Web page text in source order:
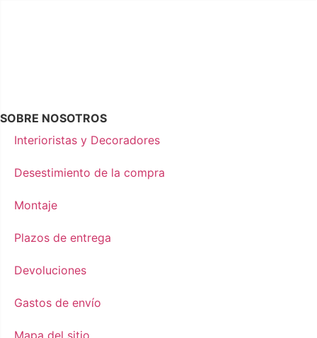
SOBRE NOSOTROS
Interioristas y Decoradores
Desestimiento de la compra
Montaje
Plazos de entrega
Devoluciones
Gastos de envío